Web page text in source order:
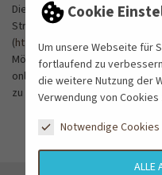
Cookie
Um unsere Webseite für
fortlaufend zu
die weitere Nutzung der
Verwendung von Cookies
Notwendige Cookies
ALLE
Die Europäische Kommission
Streitbeilegung (OS) bereit, die
(http://ec.europa.eu/
Möglichkeit, diese Plattform
online getätigte Käufe oder
zu nutzen.